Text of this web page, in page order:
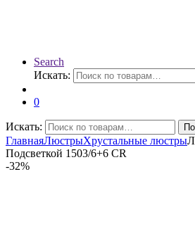
Search
Искать:
0
Искать:
ГлавнаяЛюстрыХрустальные люстры
Подсветкой 1503/6+6 CR
-32%